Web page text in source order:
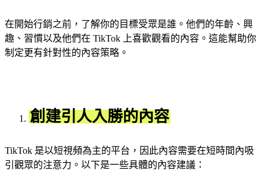
在開始行銷之前，了解你的目標受眾是誰。他們的年齡、興
趣、習慣以及他們在 TikTok 上喜歡觀看的內容。這能幫助你
制定更有針對性的內容策略。
創建引人入勝的內容
TikTok 是以短視頻為主的平台，因此內容需要在短時間內吸
引觀眾的注意力。以下是一些具體的內容建議：